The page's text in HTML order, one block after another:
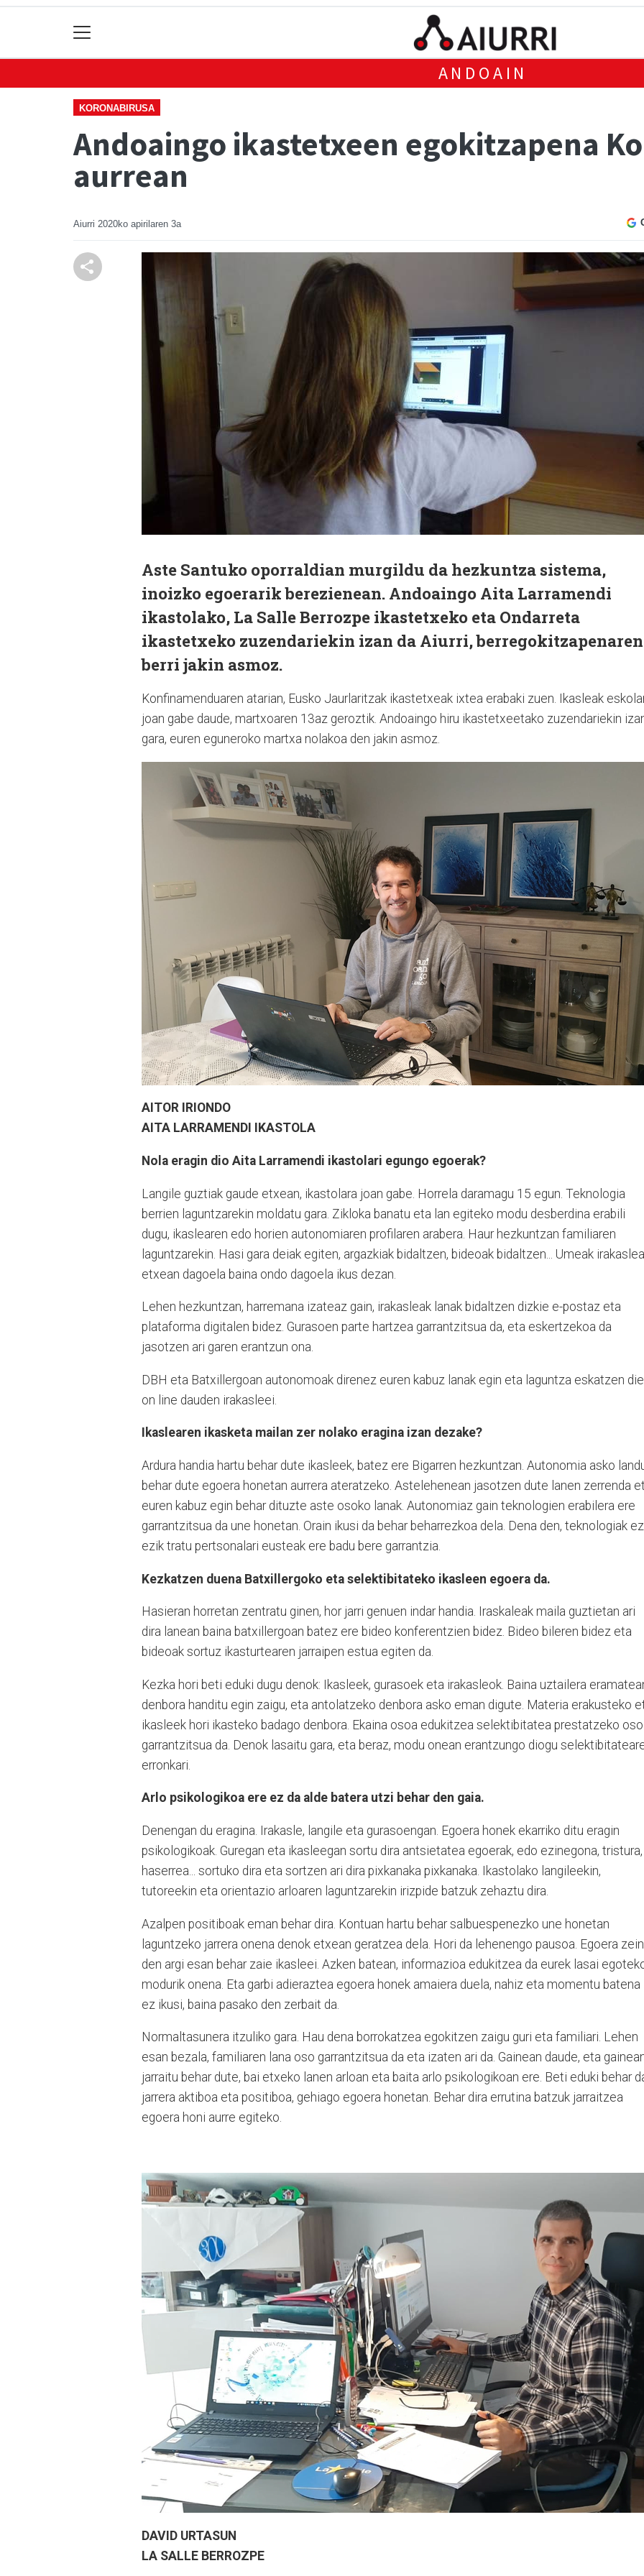
ANDOAIN
KORONABIRUSA
Andoaingo ikastetxeen egokitzapena
aurrean
Aiurri 2020ko apirilaren 3a
Aste Santuko oporraldian murgildu da hezkuntza sistema,
inoizko egoerarik berezienean. Andoaingo Aita Larramendi
ikastolako, La Salle Berrozpe ikastetxeko eta Ondarreta
ikastetxeko zuzendariekin izan da Aiurri, berregokitzapenaren
berri jakin asmoz.
Konfinamenduaren atarian, Eusko Jaurlaritzak ikastetxeak ixtea erabaki zuen. Ikasleak
joan gabe daude, martxoaren 13az geroztik. Andoaingo hiru ikastetxeetako zuzendariekin
gara, euren eguneroko martxa nolakoa den jakin asmoz.
AITOR IRIONDO
AITA LARRAMENDI IKASTOLA
Nola eragin dio Aita Larramendi ikastolari egungo egoerak?
Langile guztiak gaude etxean, ikastolara joan gabe. Horrela daramagu 15 egun. Teknologia
berrien laguntzarekin moldatu gara. Zikloka banatu eta lan egiteko modu desberdina erabili
dugu, ikaslearen edo horien autonomiaren profilaren arabera. Haur hezkuntzan familiaren
laguntzarekin. Hasi gara deiak egiten, argazkiak bidaltzen, bideoak bidaltzen... Umeak irakaslea
etxean dagoela baina ondo dagoela ikus dezan.
Lehen hezkuntzan, harremana izateaz gain, irakasleak lanak bidaltzen dizkie e-postaz eta
plataforma digitalen bidez. Gurasoen parte hartzea garrantzitsua da, eta eskertzekoa da
jasotzen ari garen erantzun ona.
DBH eta Batxillergoan autonomoak direnez euren kabuz lanak egin eta laguntza eskatzen
on line dauden irakasleei.
Ikaslearen ikasketa mailan zer nolako eragina izan dezake?
Ardura handia hartu behar dute ikasleek, batez ere Bigarren hezkuntzan. Autonomia asko
behar dute egoera honetan aurrera ateratzeko. Astelehenean jasotzen dute lanen zerrenda
euren kabuz egin behar dituzte aste osoko lanak. Autonomiaz gain teknologien erabilera ere
garrantzitsua da une honetan. Orain ikusi da behar beharrezkoa dela. Dena den, teknologiak ez
ezik tratu pertsonalari eusteak ere badu bere garrantzia.
Kezkatzen duena Batxillergoko eta selektibitateko ikasleen egoera da.
Hasieran horretan zentratu ginen, hor jarri genuen indar handia. Iraskaleak maila guztietan ari
dira lanean baina batxillergoan batez ere bideo konferentzien bidez. Bideo bileren bidez eta
bideoak sortuz ikasturtearen jarraipen estua egiten da.
Kezka hori beti eduki dugu denok: Ikasleek, gurasoek eta irakasleok. Baina uztailera
denbora handitu egin zaigu, eta antolatzeko denbora asko eman digute. Materia erakusteko
ikasleek hori ikasteko badago denbora. Ekaina osoa edukitzea selektibitatea prestatzeko oso
garrantzitsua da. Denok lasaitu gara, eta beraz, modu onean erantzungo diogu
erronkari.
Arlo psikologikoa ere ez da alde batera utzi behar den gaia.
Denengan du eragina. Irakasle, langile eta gurasoengan. Egoera honek ekarriko ditu eragin
psikologikoak. Guregan eta ikasleegan sortu dira antsietatea egoerak, edo ezinegona, tristura,
haserrea... sortuko dira eta sortzen ari dira pixkanaka pixkanaka. Ikastolako langileekin,
tutoreekin eta orientazio arloaren laguntzarekin irizpide batzuk zehaztu dira.
Azalpen positiboak eman behar dira. Kontuan hartu behar salbuespenezko une honetan
laguntzeko jarrera onena denok etxean geratzea dela. Hori da lehenengo pausoa. Egoera zein
den argi esan behar zaie ikasleei. Azken batean, informazioa edukitzea da eurek lasai
modurik onena. Eta garbi adieraztea egoera honek amaiera duela, nahiz eta momentu batena
ez ikusi, baina pasako den zerbait da.
Normaltasunera itzuliko gara. Hau dena borrokatzea egokitzen zaigu guri eta familiari. Lehen
esan bezala, familiaren lana oso garrantzitsua da eta izaten ari da. Gainean daude, eta
jarraitu behar dute, bai etxeko lanen arloan eta baita arlo psikologikoan ere. Beti eduki behar
jarrera aktiboa eta positiboa, gehiago egoera honetan. Behar dira errutina batzuk jarraitzea
egoera honi aurre egiteko.
DAVID URTASUN
LA SALLE BERROZPE